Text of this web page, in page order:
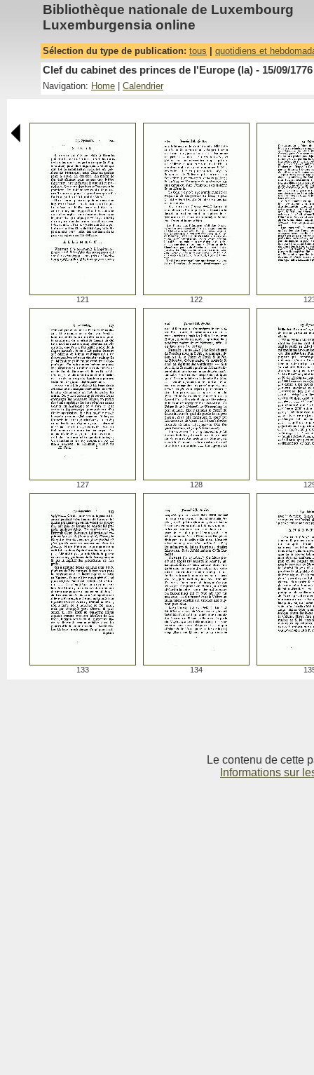
Bibliothèque nationale de Luxembourg
Luxemburgensia online
Sélection du type de publication: tous quotidiens et
Clef du cabinet des princes de l'Europe (la) - 15/09/1776
Navigation: Home Calendrier
121 122
127 128
133 134
Le contenu de cette
Informations sur